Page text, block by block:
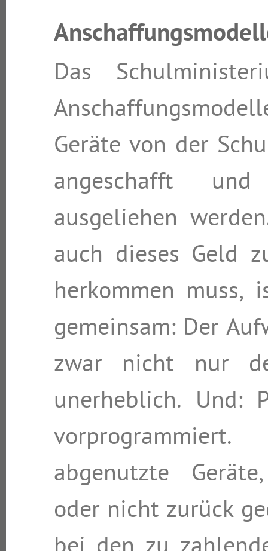
Das
Geräte von der
angeschafft
ausgeliehen
auch dieses Geld
herkommen muss,
gemeinsam: Der
zwar nicht nur
unerheblich. Und:
abgenutzte
oder nicht zurück